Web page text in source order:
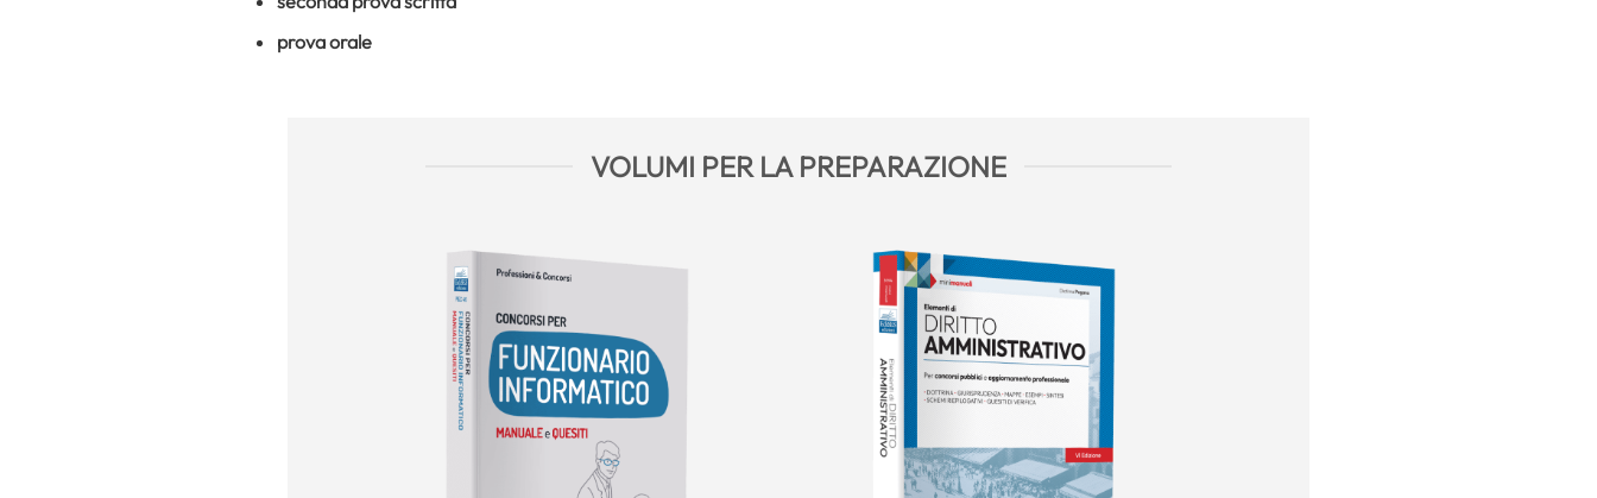
prova orale
VOLUMI PER LA PREPARAZIONE